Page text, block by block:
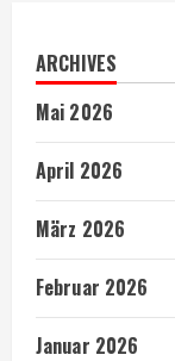
ARCHIVES
Mai 2026
April 2026
März 2026
Februar 2026
Januar 2026